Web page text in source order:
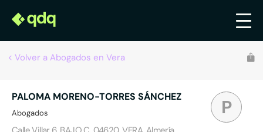
Volver a Abogados en Vera
P
PALOMA MORENO-TORRES SÁNCHEZ
Abogados